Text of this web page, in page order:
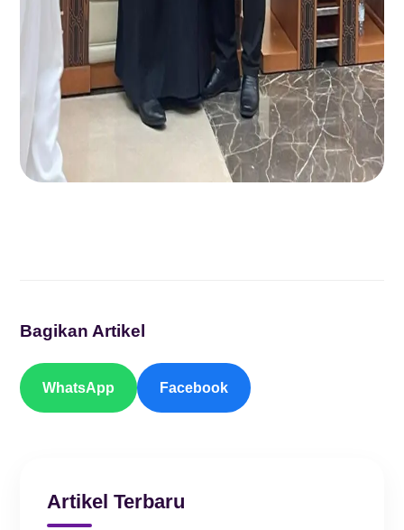
Bagikan Artikel
WhatsApp Facebook
Artikel Terbaru